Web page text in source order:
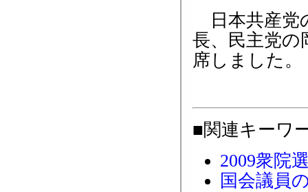
日本共産党
長、民主党の
席しました。
■関連キーワ
2009衆院
国会議員